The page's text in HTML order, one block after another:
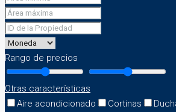
Rango de precios
Otras características
Aire acondicionado
Cortinas